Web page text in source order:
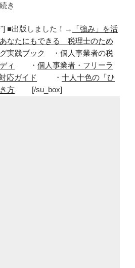
き
■出版しました！→
「強み」を活
なたにもできる 税理士のため
実践ブック
・ 個人事業者の税
ィ
・ 個人事業者・フリーラ
応ガイド
・ 十人十色の「ひ
方 [/su_box]